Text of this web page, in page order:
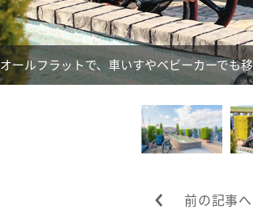
オールフラットで、車いすやベビーカーでも
前の記事へ